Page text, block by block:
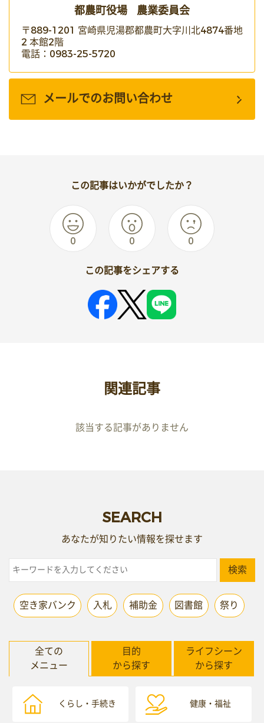
都農町役場 農業委員会
〒889-1201 宮崎県児湯郡都農町大字川北4874番地
2 本館2階
電話：0983-25-5720
メールでのお問い合わせ
この記事はいかがでしたか？
0 0 0
この記事をシェアする
関連記事
該当する記事がありません
SEARCH
あなたが知りたい情報を探せます
検索
空き家バンク 入札 補助金 図書館 祭り
全ての
メニュー
目的
から探す
ライフシーン
から探す
くらし・手続き 健康・福祉